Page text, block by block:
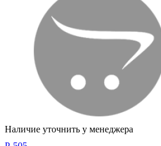
Наличие уточнить у менеджера